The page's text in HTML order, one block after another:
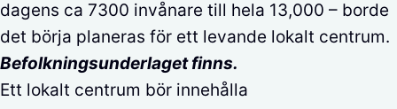
dagens ca 7300 invånare till hela 13,000 – borde
det börja planeras för ett levande lokalt centrum.
Befolkningsunderlaget finns.
Ett lokalt centrum bör innehålla